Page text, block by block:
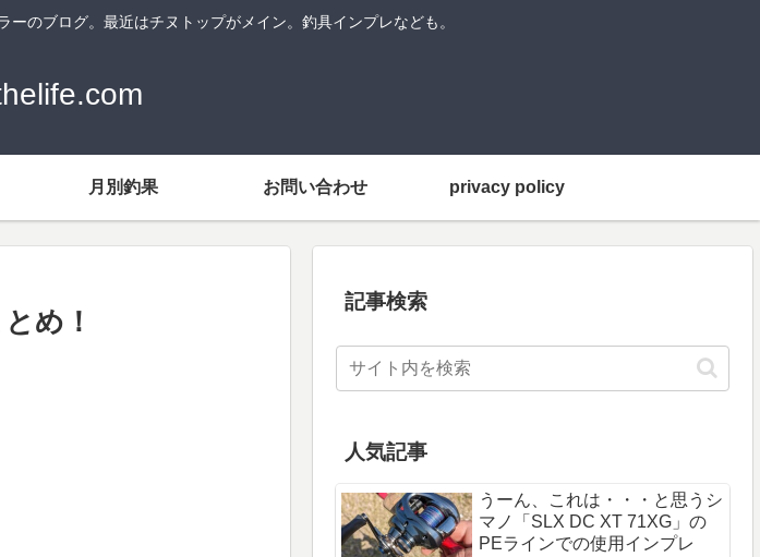
のブログ。最近はチヌトップがメイン。釣具インプレなども。
月別釣果 お問い合わせ privacy policy
め！
記事検索
人気記事
うーん、これは・・・と思うシ
マノ「SLX DC XT 71XG」の
PEラインでの使用インプレ